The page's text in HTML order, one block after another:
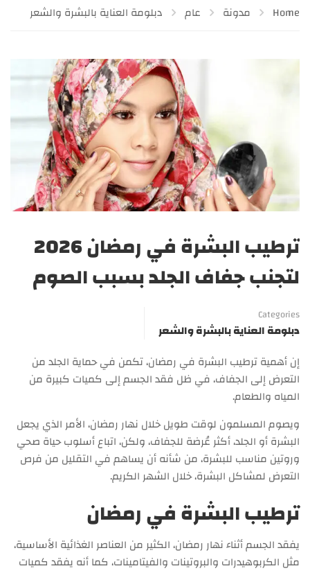
Home مدونة عام دبلومة العناية بالبشرة والشعر
ترطيب البشرة في رمضان 2026
لتجنب جفاف الجلد بسبب الصوم
Categories
دبلومة العناية بالبشرة والشعر
إن أهمية ترطيب البشرة في رمضان، تكمن في حماية الجلد من
التعرض إلى الجفاف، في ظل فقد الجسم إلى كميات كبيرة من
المياه والطعام.
ويصوم المسلمون لوقت طويل خلال نهار رمضان، الأمر الذي يجعل
البشرة أو الجلد، أكثر عُرضة للجفاف، ولكن، اتباع أسلوب حياة صحي
وروتين مناسب للبشرة، من شأنه أن يساهم في التقليل من فرص
التعرض لمشاكل البشرة، خلال الشهر الكريم.
ترطيب البشرة في رمضان
يفقد الجسم أثناء نهار رمضان، الكثير من العناصر الغذائية الأساسية،
مثل الكربوهيدرات والبروتينات والفيتامينات، كما أنه يفقد كميات